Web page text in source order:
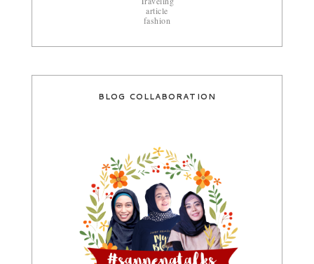
article
fashion
BLOG COLLABORATION